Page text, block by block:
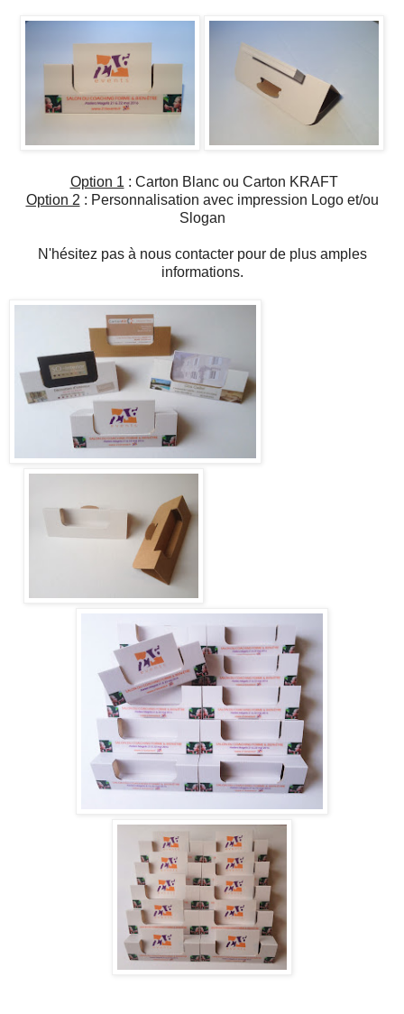
Option 1 : Carton Blanc ou Carton KRAFT
Option 2 : Personnalisation avec impression Logo et/ou
Slogan
N'hésitez pas à nous contacter pour de plus amples
informations.